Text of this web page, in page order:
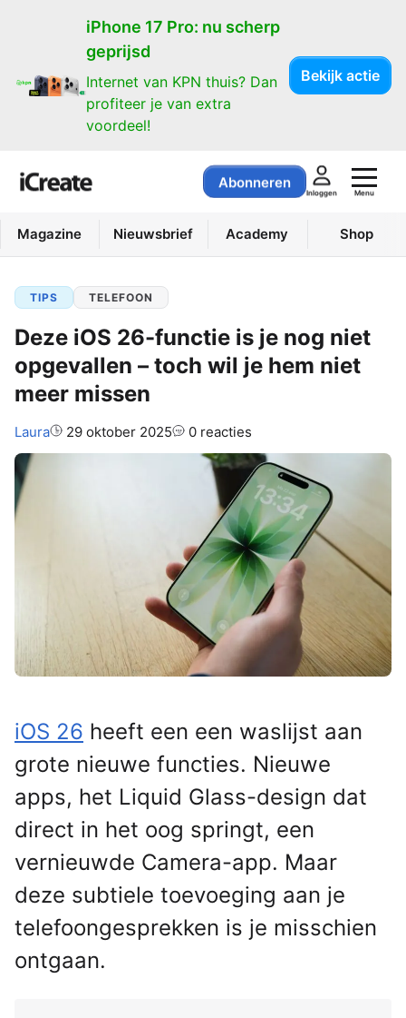
iPhone 17 Pro: nu scherp
geprijsd
Internet van KPN thuis? Dan
profiteer je van extra
voordeel!
Bekijk actie
Abonneren
Inloggen Menu
Magazine Nieuwsbrief Academy Shop
TIPS TELEFOON
Deze iOS 26-functie is je nog niet
opgevallen – toch wil je hem niet
meer missen
Auteur:
Laura 29 oktober 2025 0 reacties
iOS 26 heeft een een waslijst aan
grote nieuwe functies. Nieuwe
apps, het Liquid Glass-design dat
direct in het oog springt, een
vernieuwde Camera-app. Maar
deze subtiele toevoeging aan je
telefoongesprekken is je misschien
ontgaan.